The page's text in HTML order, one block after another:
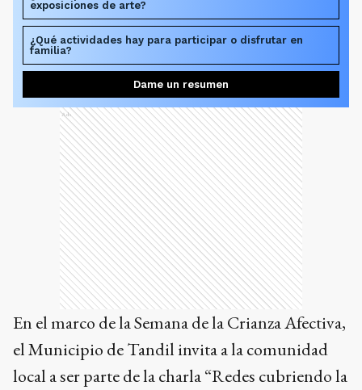
exposiciones de arte?
¿Qué actividades hay para participar o disfrutar en
familia?
Dame un resumen
Ads
En el marco de la Semana de la Crianza Afectiva,
el Municipio de Tandil invita a la comunidad
local a ser parte de la charla “Redes cubriendo la